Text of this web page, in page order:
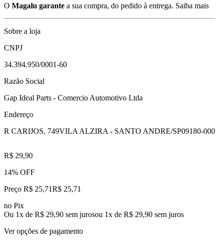
O Magalu garante a sua compra, do pedido à entrega. Saiba mais
Sobre a loja
CNPJ
34.394.950/0001-60
Razão Social
Gap Ideal Parts - Comercio Automotivo Ltda
Endereço
R CARIJOS, 749VILA ALZIRA - SANTO ANDRE/SP09180-000
R$ 29,90
14% OFF
Preço R$ 25,71R$ 25,71
no Pix
Ou 1x de R$ 29,90 sem jurosou 1x de R$ 29,90 sem juros
Ver opções de pagamento